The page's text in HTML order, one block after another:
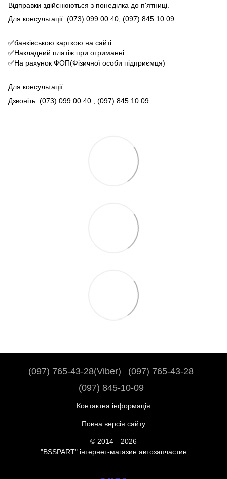
Відправки здійснюються з понеділка до п'ятниці.
Для консультації: (073) 099 00 40, (097) 845 10 09
✅банківською карткою на сайті
✅Накладний платіж при отриманні
✅На рахунок ФОП(Фізичної особи підприємця)
Для консультації:
Дзвоніть (073) 099 00 40 , (097) 845 10 09
(097) 765-43-28(Viber)
(097) 765-43-28
(097) 845-10-09
Контактна інформація
Повна версія сайту
© 2014—2026
"BSSPART" інтернет-магазин автозапчастин